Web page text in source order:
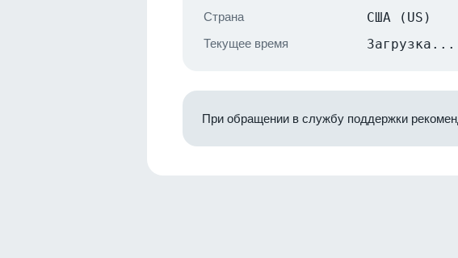
Страна США (US)
Текущее время Загрузка...
При обращении в службу поддержки